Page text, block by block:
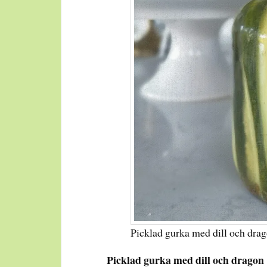
Picklad gurka med dill och
Picklad gurka med dill och dragon